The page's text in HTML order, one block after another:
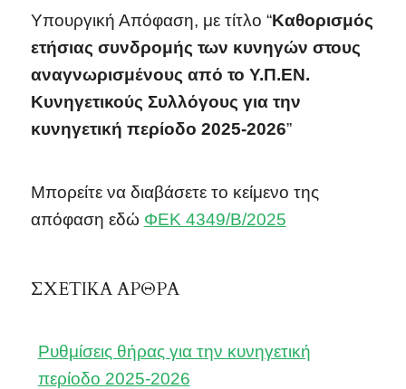
Υπουργική Απόφαση, με τίτλο “Καθορισμός
ετήσιας συνδρομής των κυνηγών στους
αναγνωρισμένους από το Υ.Π.ΕΝ.
Κυνηγετικούς Συλλόγους για την
κυνηγετική περίοδο 2025-2026”
Μπορείτε να διαβάσετε το κείμενο της
απόφαση εδώ ΦΕΚ 4349/Β/2025
ΣΧΕΤΙΚΑ ΑΡΘΡΑ
Ρυθμίσεις θήρας για την κυνηγετική
περίοδο 2025-2026